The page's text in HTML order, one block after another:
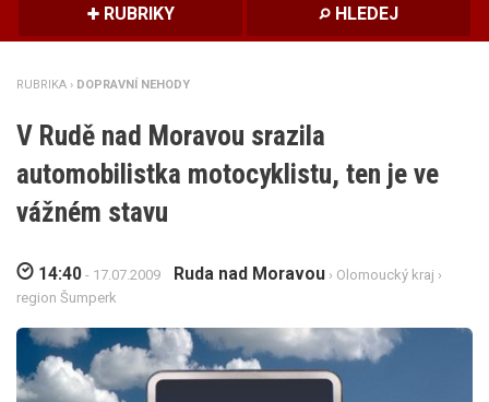
DALŠÍ
REGION
RUBRIKY HLEDEJ
RUBRIKA › DOPRAVNÍ NEHODY
V Rudě nad Moravou srazila
automobilistka motocyklistu, ten je ve
vážném stavu
14:40 - 17.07.2009 Ruda nad Moravou › Olomoucký kraj ›
region Šumperk